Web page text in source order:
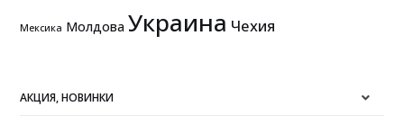
Мексика Молдова Украина Чехия
АКЦИЯ, НОВИНКИ